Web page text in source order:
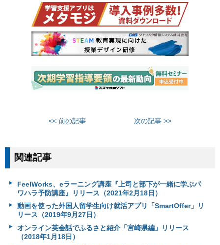
<< 前の記事 次の記事 >>
関連記事
FeelWorks、eラーニング講座『上司と部下が一緒に学ぶパ
ワハラ予防講座』リリース（2021年2月18日）
動画を使った外国人留学生向け就活アプリ「SmartOffer」リ
リース（2019年9月27日）
オンライン英会話でふるさと紹介「宮崎県編」リリース
（2018年1月18日）